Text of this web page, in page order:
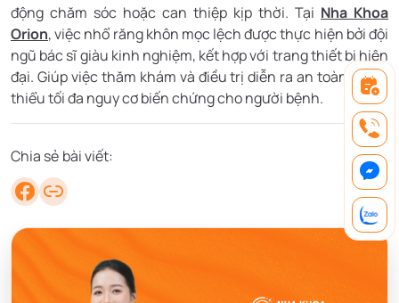
động chăm sóc hoặc can thiệp kịp thời. Tại Nha Khoa
Orion, việc nhổ răng khôn mọc lệch được thực hiện bởi đội
ngũ bác sĩ giàu kinh nghiệm, kết hợp với trang thiết bị hiện
đại. Giúp việc thăm khám và điều trị diễn ra an toàn. Giảm
thiểu tối đa nguy cơ biến chứng cho người bệnh.
Chia sẻ bài viết: